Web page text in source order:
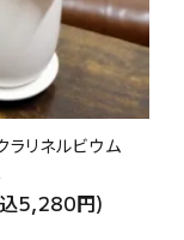
ラリネルビウム
5,280円)